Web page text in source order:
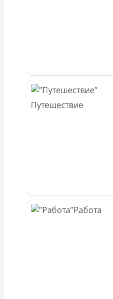
Путешествие
Работа